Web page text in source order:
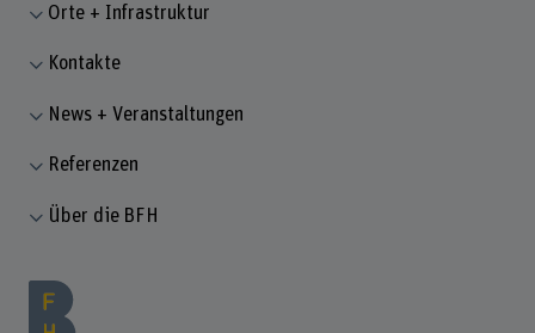
Orte + Infrastruktur
Kontakte
News + Veranstaltungen
Referenzen
Über die BFH